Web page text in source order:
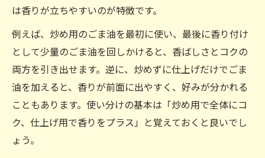
は香りが立ちやすいのが特徴です。
例えば、炒め用のごま油を最初に使い、最後に香り付け
として少量のごま油を回しかけると、香ばしさとコクの
両方を引き出せます。逆に、炒めずに仕上げだけでごま
油を加えると、香りが前面に出やすく、好みが分かれる
こともあります。使い分けの基本は「炒め用で全体にコ
ク、仕上げ用で香りをプラス」と覚えておくと良いでし
ょう。